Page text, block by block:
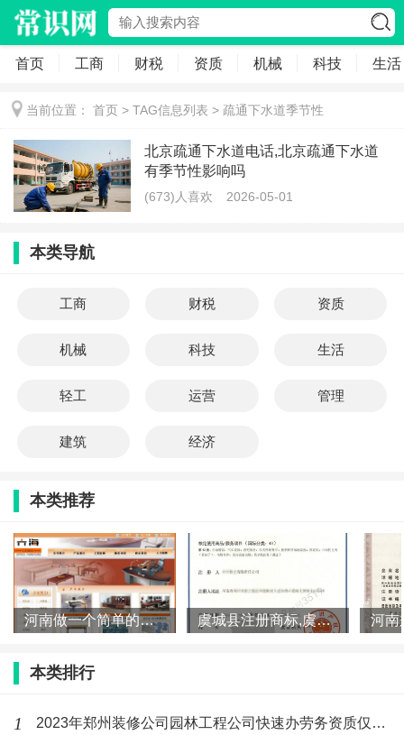
首页 工商 财税 资质 机械 科技 生活
当前位置： 首页 > TAG信息列表 > 疏通下水道季节性
北京疏通下水道电话,北京疏通下水道
有季节性影响吗
(673)人喜欢 2026-05-01
本类导航
工商 财税 资质
机械 科技 生活
轻工 运营 管理
建筑 经济
本类推荐
河南做一个简单的网站需要多少钱 虞城县注册商标,虞城申请商标,虞城商标注册
本类排行
1 2023年郑州装修公司园林工程公司快速办劳务资质仅几万元